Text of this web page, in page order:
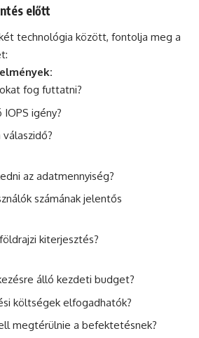
előtt
technológia között, fontolja meg a
fog futtatni?
igény?
az adatmennyiség?
számának jelentős
kiterjesztés?
álló kezdeti budget?
költségek elfogadhatók?
megtérülnie a befektetésnek?